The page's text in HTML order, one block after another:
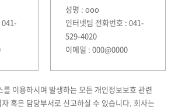
041-
성명 : ooo
인터넷팀 전화번호 : 041-
529-4020
이메일 : 000@0000
이용하시며 발생하는 모든 개인정보보호 관련
혹은 담당부서로 신고하실 수 있습니다. 회사는